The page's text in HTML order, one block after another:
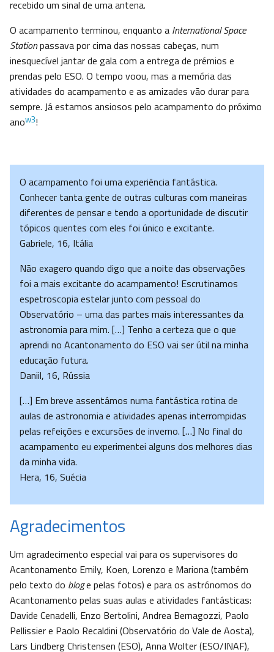
recebido um sinal de uma antena.
O acampamento terminou, enquanto a International Space
Stationpassava por cima das nossas cabeças, num
inesquecível jantar de gala com a entrega de prémios e
prendas pelo ESO. O tempo voou, mas a memória das
atividades do acampamento e as amizades vão durar para
sempre. Já estamos ansiosos pelo acampamento do próximo
anow3!
O acampamento foi uma experiência fantástica.
Conhecer tanta gente de outras culturas com maneiras
diferentes de pensar e tendo a oportunidade de discutir
tópicos quentes com eles foi único e excitante.
Gabriele, 16, Itália
Não exagero quando digo que a noite das observações
foi a mais excitante do acampamento! Escrutinamos
espetroscopia estelar junto com pessoal do
Observatório – uma das partes mais interessantes da
astronomia para mim. […] Tenho a certeza que o que
aprendi no Acantonamento do ESO vai ser útil na minha
educação futura.
Daniil, 16, Rússia
[…] Em breve assentámos numa fantástica rotina de
aulas de astronomia e atividades apenas interrompidas
pelas refeições e excursões de inverno. […] No final do
acampamento eu experimentei alguns dos melhores dias
da minha vida.
Hera, 16, Suécia
Agradecimentos
Um agradecimento especial vai para os supervisores do
Acantonamento Emily, Koen, Lorenzo e Mariona (também
pelo texto do bloge pelas fotos) e para os astrónomos do
Acantonamento pelas suas aulas e atividades fantásticas:
Davide Cenadelli, Enzo Bertolini, Andrea Bernagozzi, Paolo
Pellissier e Paolo Recaldini (Observatório do Vale de Aosta),
Lars Lindberg Christensen (ESO), Anna Wolter (ESO/INAF),